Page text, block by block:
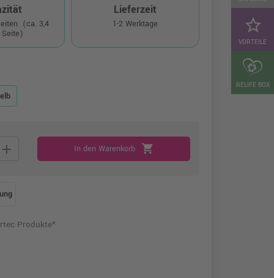
star_border
VORTEILE
RELIFE BOX
(ca. 3,4
Lieferzeit
1-2 Werktage
add In den Warenkorb shopping_cart
Produkte*